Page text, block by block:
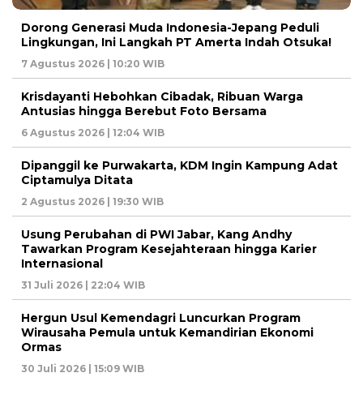
Dorong Generasi Muda Indonesia-Jepang Peduli
Lingkungan, Ini Langkah PT Amerta Indah Otsuka!
7 Agustus 2026 | 10:20 WIB
Krisdayanti Hebohkan Cibadak, Ribuan Warga
Antusias hingga Berebut Foto Bersama
6 Agustus 2026 | 12:04 WIB
Dipanggil ke Purwakarta, KDM Ingin Kampung Adat
Ciptamulya Ditata
2 Agustus 2026 | 19:30 WIB
Usung Perubahan di PWI Jabar, Kang Andhy
Tawarkan Program Kesejahteraan hingga Karier
Internasional
31 Juli 2026 | 22:04 WIB
Hergun Usul Kemendagri Luncurkan Program
Wirausaha Pemula untuk Kemandirian Ekonomi
Ormas
30 Juli 2026 | 15:09 WIB